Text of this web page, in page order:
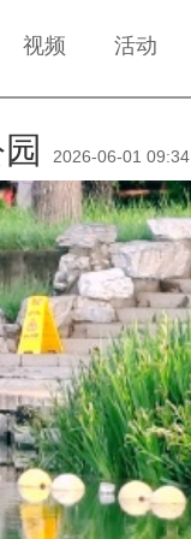
视频 活动
2026-06-01 09:34